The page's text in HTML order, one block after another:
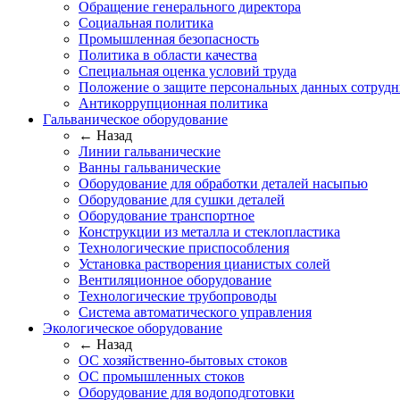
Обращение генерального директора
Социальная политика
Промышленная безопасность
Политика в области качества
Специальная оценка условий труда
Положение о защите персональных данных
Антикоррупционная политика
Гальваническое оборудование
← Назад
Линии гальванические
Ванны гальванические
Оборудование для обработки деталей насыпью
Оборудование для сушки деталей
Оборудование транспортное
Конструкции из металла и стеклопластика
Технологические приспособления
Установка растворения цианистых солей
Вентиляционное оборудование
Технологические трубопроводы
Система автоматического управления
Экологическое оборудование
← Назад
ОС хозяйственно-бытовых стоков
ОС промышленных стоков
Оборудование для водоподготовки